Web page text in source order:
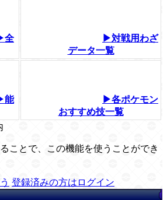
全
▶対戦用わざ
データ一覧
能
▶各ポケモン
おすすめ技一覧
ことで、この機能を使うことができ
登録済みの方はログイン